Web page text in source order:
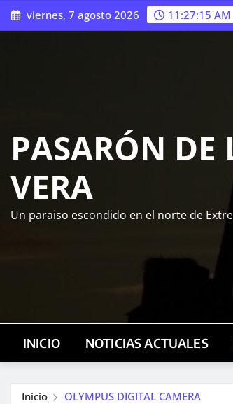
Saltar
al
viernes, 7 agosto 2026 11:27:16 AM
PASARÓN DE
VERA
Un paraiso escondido en el norte de
INICIO NOTICIAS ACTUALES
Inicio OLYMPUS DIGITAL CAMERA